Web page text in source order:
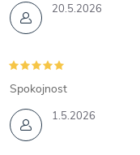
20.5.2026
1.5.2026
Spokojnost